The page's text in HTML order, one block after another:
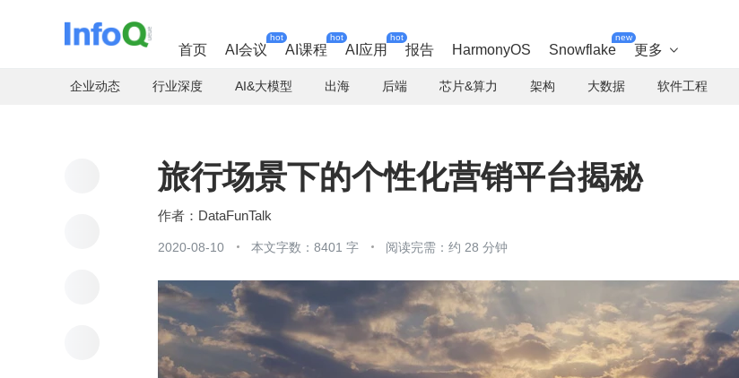
首页 AI会议
hot
AI课程
hot
AI应用
hot
报告 HarmonyOS Snowflake
new
更多 
企业动态 行业深度 AI&大模型 出海 后端 芯片&算力 架构 大数据 软件工程
旅行场景下的个性化营销平台揭秘
DataFunTalk
2020-08-10 本文字数：8401 字 阅读完需：约 28 分钟